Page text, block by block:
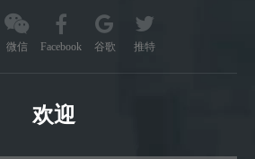
微信 Facebook 谷歌 推特
欢迎